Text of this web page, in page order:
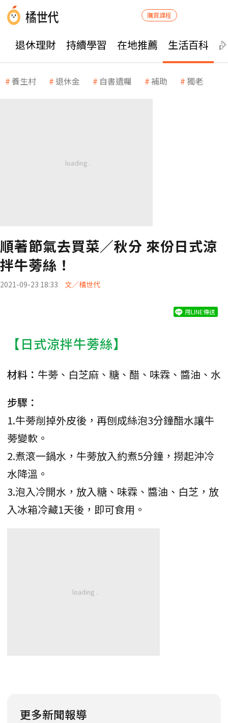
購買課程
退休理財 持續學習 在地推薦 生活百科
養生村 退休金 自書遺囑 補助 獨老
順著節氣去買菜／秋分 來份日式涼
拌牛蒡絲！
2021-09-23 18:33 文／橘世代
用LINE傳送
【日式涼拌牛蒡絲】
材料： 牛蒡、白芝麻、糖、醋、味霖、醬油、水
步驟：
1.牛蒡削掉外皮後，再刨成絲泡3分鐘醋水讓牛
蒡變軟。
2.煮滾一鍋水，牛蒡放入約煮5分鐘，撈起沖冷
水降溫。
3.泡入冷開水，放入糖、味霖、醬油、白芝，放
入冰箱冷藏1天後，即可食用。
更多新聞報導